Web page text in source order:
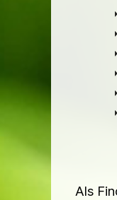
►
►
►
►
►
►
Als